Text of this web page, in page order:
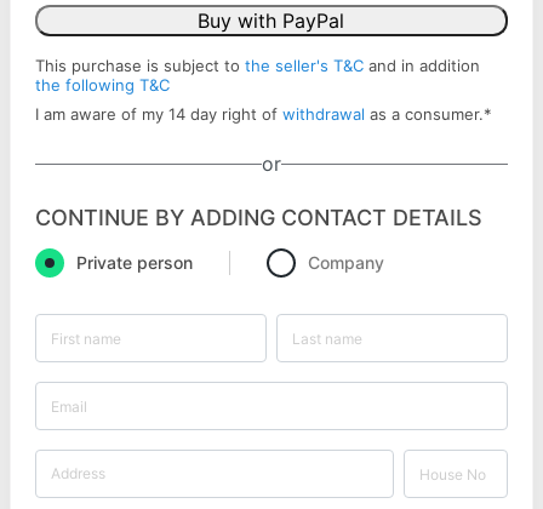
Buy with PayPal
This purchase is subject to the seller's T&C and in addition
the following T&C
I am aware of my 14 day right of withdrawal as a consumer.*
or
CONTINUE BY ADDING CONTACT DETAILS
Private person Company